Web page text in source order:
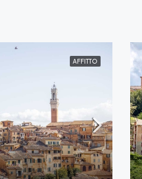
AFFITTO